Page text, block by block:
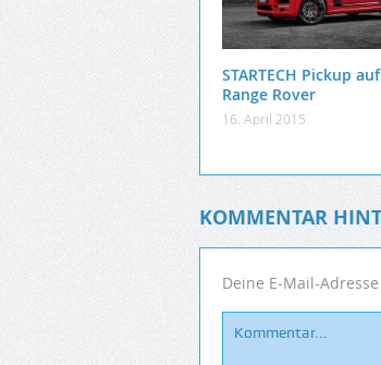
STARTECH Pickup
Range Rover
16. April 2015
KOMMENTAR
Deine E-Mail-